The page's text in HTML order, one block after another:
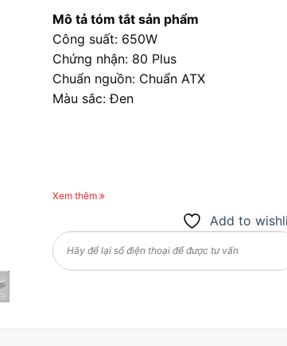
Mô tả tóm tắt sản phẩm
Công suất: 650W
Chứng nhận: 80 Plus
Chuẩn nguồn: Chuẩn ATX
Màu sắc: Đen
Xem thêm
Add to